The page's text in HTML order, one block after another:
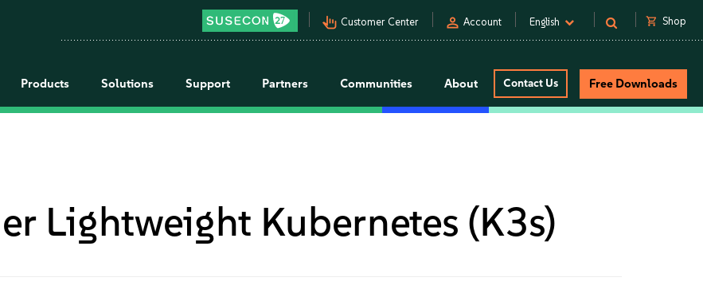
pan_tool_alt Customer Center person Account English shopping_cart Shop
Products Solutions Support Partners Communities About Contact Us Free Downloads
Lightweight Kubernetes (K3s)